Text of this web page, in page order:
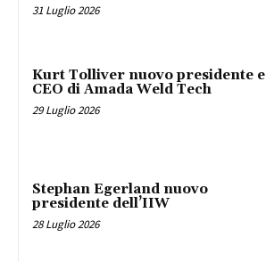
31 Luglio 2026
Kurt Tolliver nuovo presidente e
CEO di Amada Weld Tech
29 Luglio 2026
Stephan Egerland nuovo
presidente dell’IIW
28 Luglio 2026